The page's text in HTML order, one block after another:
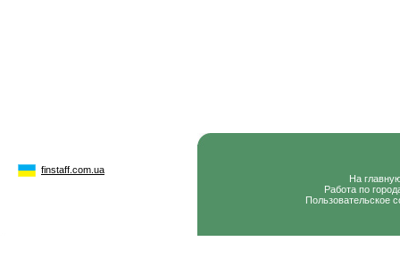
finstaff.com.ua
На
Работа по
Пользовательское